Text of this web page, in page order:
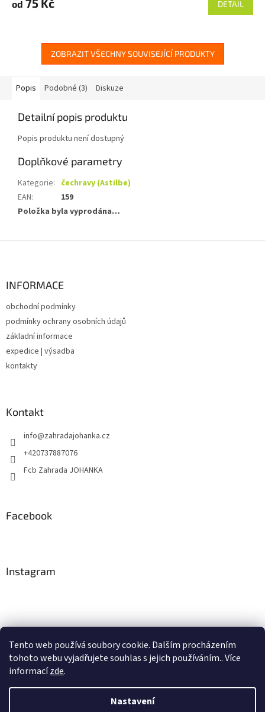
Tento web používá soubory cookie. Dalším procházením
tohoto webu vyjadřujete souhlas s jejich používáním.. Více
informacízde.
Nastavení
od 75 Kč DETAIL
ZOBRAZIT VŠECHNY SOUVISEJÍCÍ PRODUKTY
Popis Podobné (3) Diskuze
Detailní popis produktu
Popis produktu není dostupný
Doplňkové parametry
Kategorie: čechravy (Astilbe)
EAN:
159
Položka byla vyprodána…
INFORMACE
obchodní podmínky
podmínky ochrany osobních údajů
základní informace
expedice | výsadba
kontakty
Kontakt
info@zahradajohanka.cz
+420737887076
Fcb Zahrada JOHANKA
Facebook
Instagram
Sledovat na Instagramu
Vytvořil Shoptet